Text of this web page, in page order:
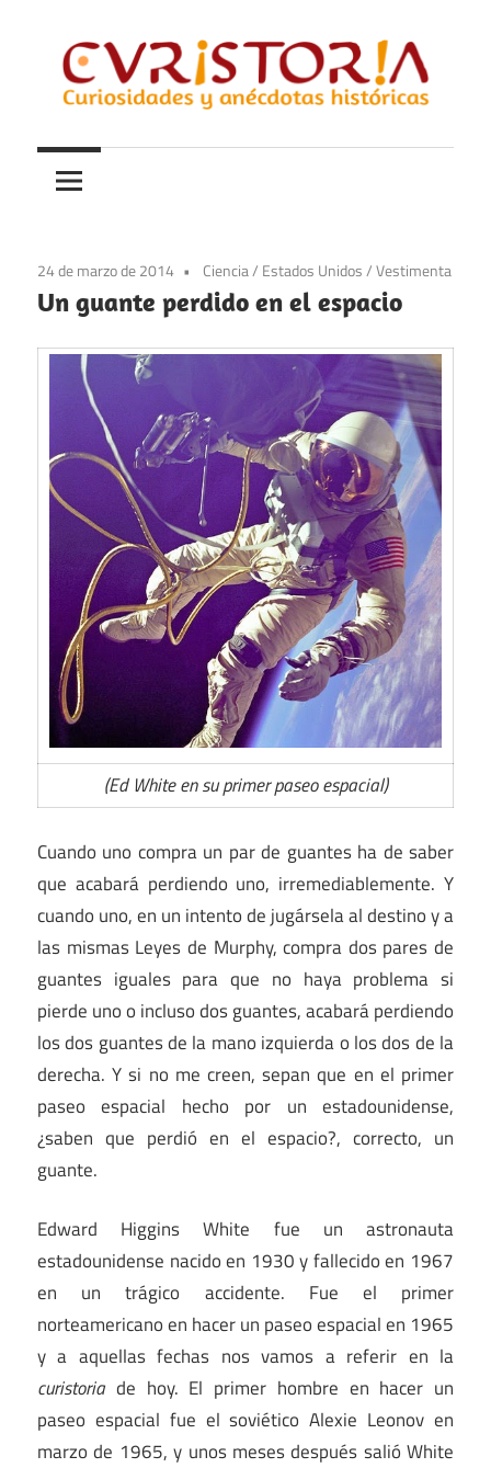
contenido
Curistoria
y
anécdotas
historia
24 de marzo de 2014 Ciencia/ Estados Unidos/Vestimenta
Un guante perdido en el espacio
(Ed White en su primer paseo espacial)
Cuando uno compra un par de guantes ha de saber
que acabará perdiendo uno, irremediablemente. Y
cuando uno, en un intento de jugársela al destino y a
las mismas Leyes de Murphy, compra dos pares de
guantes iguales para que no haya problema si
pierde uno o incluso dos guantes, acabará perdiendo
los dos guantes de la mano izquierda o los dos de la
derecha. Y si no me creen, sepan que en el primer
paseo espacial hecho por un estadounidense,
¿saben que perdió en el espacio?, correcto, un
guante.
Edward Higgins White fue un astronauta
estadounidense nacido en 1930 y fallecido en 1967
en un trágico accidente. Fue el primer
norteamericano en hacer un paseo espacial en 1965
y a aquellas fechas nos vamos a referir en la
curistoria de hoy. El primer hombre en hacer un
paseo espacial fue el soviético Alexie Leonov en
marzo de 1965, y unos meses después salió White